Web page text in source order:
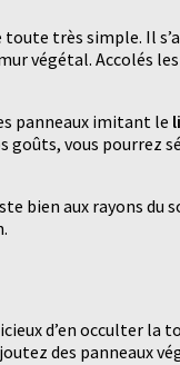
très simple. Il
végétal. Accolés
panneaux imitant le
vous pourrez
bien aux rayons
d’en occulter
des panneaux